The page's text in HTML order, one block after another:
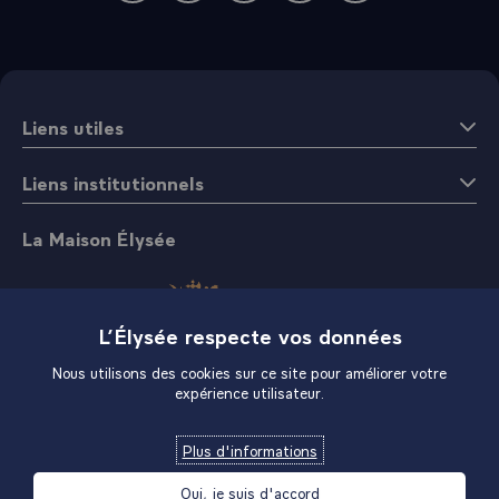
Liens utiles
Liens institutionnels
La Maison Élysée
L’Élysée respecte vos données
Nous utilisons des cookies sur ce site pour améliorer votre
expérience utilisateur.
Plus d'informations
Oui, je suis d'accord